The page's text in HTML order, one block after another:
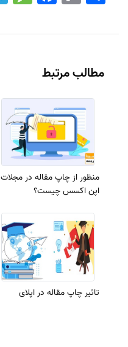
مطالب مرتبط
منظور از چاپ مقاله در مجلات
اپن اکسس چیست؟
تاثیر چاپ مقاله در اپلای